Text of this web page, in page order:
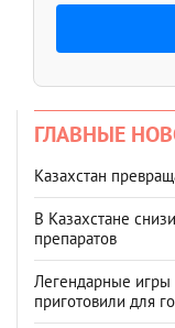
ГЛАВНЫЕ
Казахстан
В Казахстане
препаратов
Легендарные игры
приготовили для